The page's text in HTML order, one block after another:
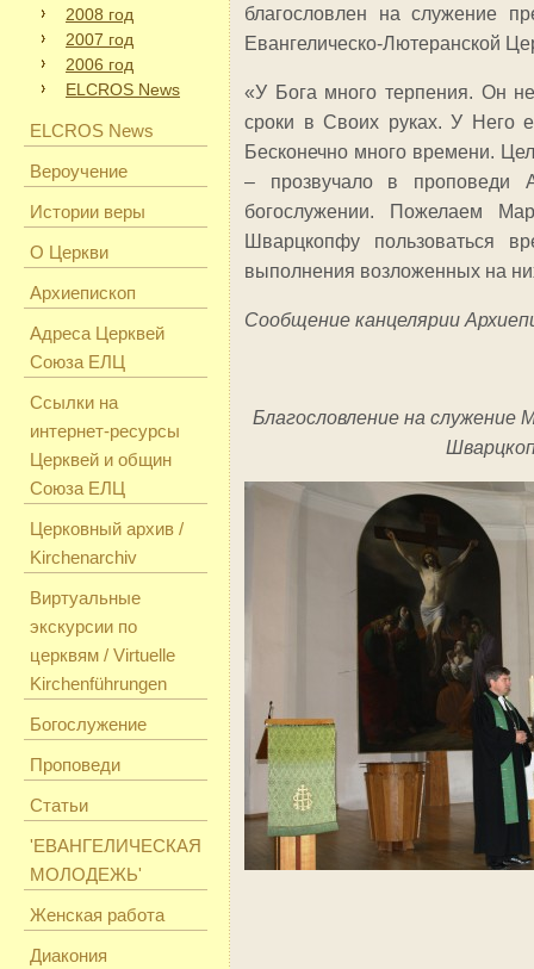
2008 год
2007 год
2006 год
ELCROS News
ELCROS News
Вероучение
Истории веры
О Церкви
Архиепископ
Адреса Церквей
Союза ЕЛЦ
Ссылки на
интернет-ресурсы
Церквей и общин
Союза ЕЛЦ
Церковный архив /
Kirchenarchiv
Виртуальные
экскурсии по
церквям / Virtuelle
Kirchenführungen
Богослужение
Проповеди
Статьи
'ЕВАНГЕЛИЧЕСКАЯ
МОЛОДЕЖЬ'
Женская работа
Диакония
благословлен на служение
Евангелическо-Лютеранской
«У Бога много терпения. Он
сроки в Своих руках. У Него
Бесконечно много времени.
– прозвучало в проповеди
богослужении. Пожелаем
Шварцкопфу пользоваться
выполнения возложенных на
Сообщение канцелярии
Благословление на служение